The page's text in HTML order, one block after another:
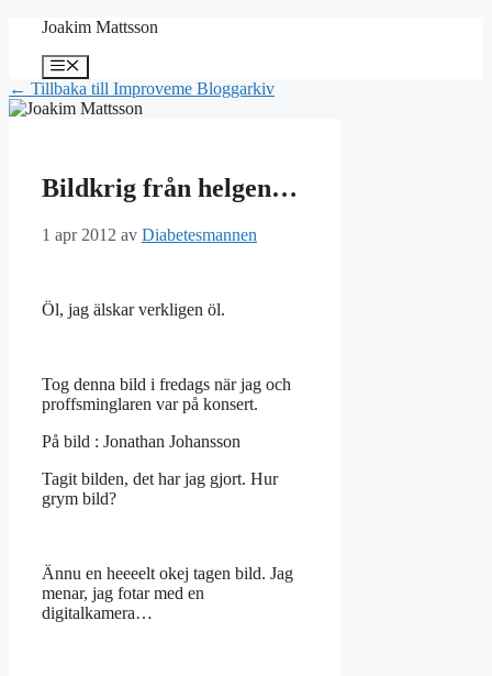
Hoppa
innehåll
Joakim Mattsson
Meny
← Tillbaka till Improveme Bloggarkiv
Bildkrig från helgen…
1 apr 2012 av Diabetesmannen
Öl, jag älskar verkligen öl.
Tog denna bild i fredags när jag och
proffsminglaren var på konsert.
På bild : Jonathan Johansson
Tagit bilden, det har jag gjort. Hur
grym bild?
Ännu en heeeelt okej tagen bild. Jag
menar, jag fotar med en
digitalkamera…